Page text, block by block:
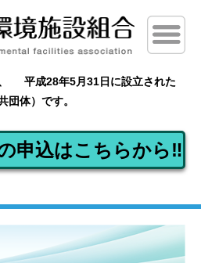
平成28年5月31日に設立された
団体）です。
申込はこちらから‼